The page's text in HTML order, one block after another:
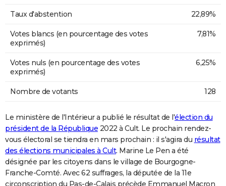
Taux d'abstention 22,89%
Votes blancs (en pourcentage des votes
exprimés)
7,81%
Votes nuls (en pourcentage des votes
exprimés)
6,25%
Nombre de votants 128
Le ministère de l'Intérieur a publié le résultat de l'élection du
président de la République 2022 à Cult. Le prochain rendez-
vous électoral se tiendra en mars prochain : il s'agira du résultat
des élections municipales à Cult. Marine Le Pen a été
désignée par les citoyens dans le village de Bourgogne-
Franche-Comté. Avec 62 suffrages, la députée de la 11e
circonscription du Pas-de-Calais précède Emmanuel Macron